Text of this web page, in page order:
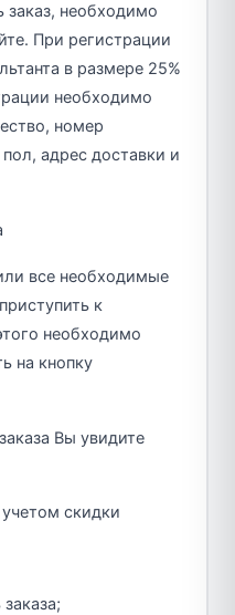
необходимо
При регистрации
в размере 25%
необходимо
номер
адрес доставки и
все необходимые
к
необходимо
на кнопку
Вы увидите
скидки